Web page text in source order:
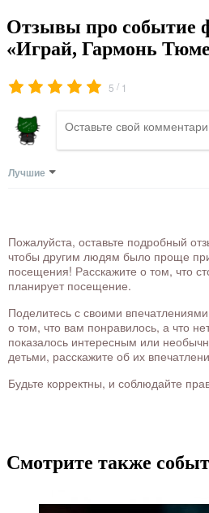
Отзывы про событие
«Играй, Гармонь
5 / 1
Лучшие
Пожалуйста, оставьте подробный
чтобы другим людям было проще
посещения! Расскажите о том, что
планирует посещение.
Поделитесь с своими
о том, что вам понравилось, а что
показалось интересным или
детьми, расскажите об их
Будьте корректны, и соблюдайте
Смотрите также